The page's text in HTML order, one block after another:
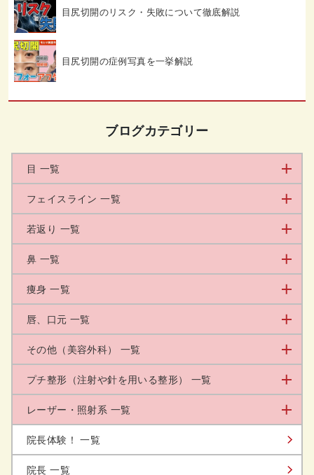
目尻切開のリスク・失敗について徹底解説
目尻切開の症例写真を一挙解説
ブログカテゴリー
目 一覧
フェイスライン 一覧
若返り 一覧
鼻 一覧
痩身 一覧
唇、口元 一覧
その他（美容外科） 一覧
プチ整形（注射や針を用いる整形） 一覧
レーザー・照射系 一覧
院長体験！ 一覧
院長 一覧